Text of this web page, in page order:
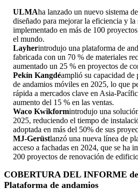
ULMAha lanzado un nuevo sistema
diseñado para mejorar la eficiencia y la
implementado en más de 100
el mundo.
Layherintrodujo una plataforma de
fabricada con un 70 % de materiales
aumentado un 25 % en proyectos de
Pekín Kangdéamplió su capacidad
de andamios móviles en 2025, lo que
rápida a mercados clave en Asia-
aumento del 15 % en las ventas.
Waco Kwikformintrodujo una
2025, reduciendo el tiempo de
adoptada en más del 50% de sus
MJ-Gerüstlanzó una nueva línea de
acceso a fachadas en 2024, que se ha
200 proyectos de renovación de
COBERTURA DEL INFORME
Plataforma de andamios